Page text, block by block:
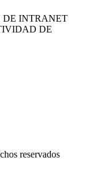
DE INTRANET
DE
reservados